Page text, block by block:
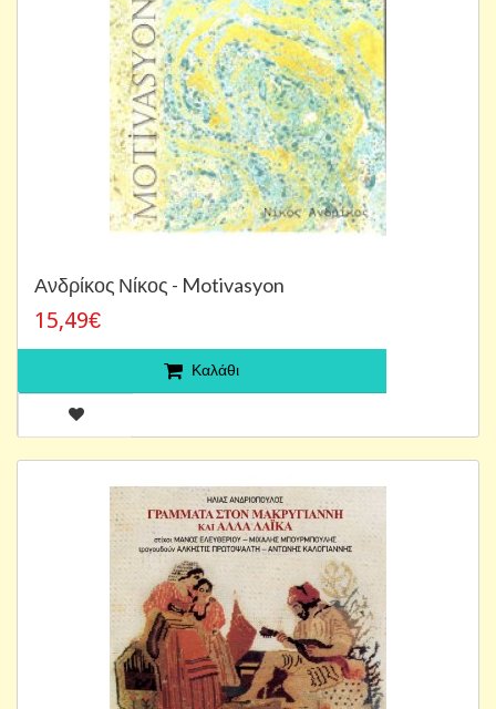
Ανδρίκος Νίκος - Motivasyon
15,49€
Καλάθι